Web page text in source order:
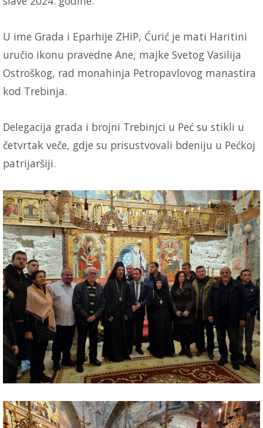
U ime Grada i Eparhije ZHiP, Ćurić je mati Haritini
uručio ikonu pravedne Ane, majke Svetog Vasilija
Ostroškog, rad monahinja Petropavlovog manastira
kod Trebinja.
Delegacija grada i brojni Trebinjci u Peć su stikli u
četvrtak veče, gdje su prisustvovali bdeniju u Pećkoj
patrijaršiji.